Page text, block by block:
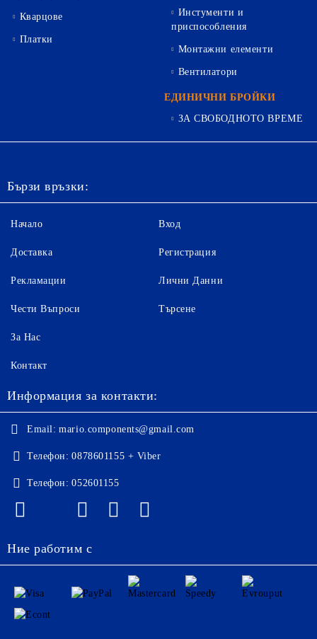
Кварцове
Платки
Инстументи и
приспособления
Монтажни елементи
Вентилатори
ЕДИНИЧНИ БРОЙКИ
ЗА СВОБОДНОТО ВРЕМЕ
Бързи връзки:
Начало
Доставка
Рекламации
Чести Въпроси
Вход
Регистрация
Лични Данни
Търсене
За Нас
Контакт
Информация за контакти:
Email: mario.components@gmail.com
Телефон: 0878601155 + Viber
Телефон: 052601155
Ние работим с